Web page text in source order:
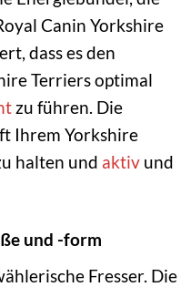
Canin Yorkshire
dass es den
Terriers optimal
zu führen. Die
Ihrem Yorkshire
halten und aktiv und
und -form
Fresser. Die